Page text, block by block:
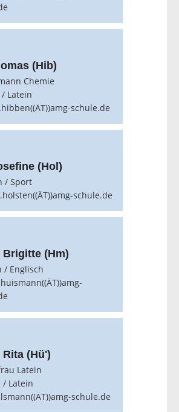
(Hib)
Chemie
Latein
schule.de
(Hol)
/ Sport
schule.de
Brigitte (Hm)
/ Englisch
(Hü')
Latein
/ Latein
schule.de